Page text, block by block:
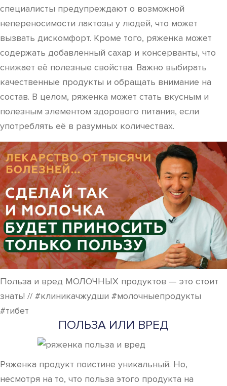
специалисты предупреждают о возможной
непереносимости лактозы у людей, что может
вызвать дискомфорт. Кроме того, ряженка может
содержать добавленный сахар и консерванты, что
снижает её полезные свойства. Важно выбирать
качественные продукты и обращать внимание на
состав. В целом, ряженка может стать вкусным и
полезным элементом здорового питания, если
употреблять её в разумных количествах.
Польза и вред МОЛОЧНЫХ продуктов — это стоит
знать! // #клиникачжудши #молочныепродукты
#тибет
ПОЛЬЗА ИЛИ ВРЕД
Ряженка продукт поистине уникальный. Но,
несмотря на то, что польза этого продукта на